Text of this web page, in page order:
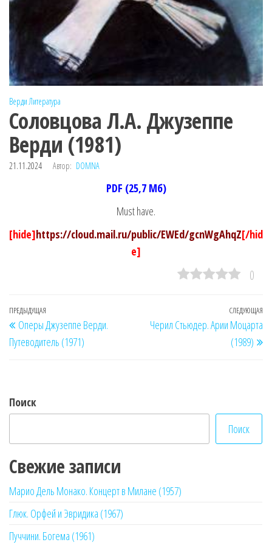
Верди Литература
Соловцова Л.А. Джузеппе
Верди (1981)
21.11.2024 Автор: DOMNA
PDF (25,7 Мб)
Must have.
[hide]https://cloud.mail.ru/public/EWEd/gcnWgAhqZ[/hid
e]
0
Навигация
по
записям
Предыдущая
запись
ПРЕДЫДУЩАЯ
Оперы Джузеппе Верди.
Путеводитель (1971)
СЛЕДУЮЩАЯ
Черил Стьюдер. Арии Моцарта
(1989)
Поиск
Поиск
Свежие записи
Марио Дель Монако. Концерт в Милане (1957)
Глюк. Орфей и Эвридика (1967)
Пуччини. Богема (1961)